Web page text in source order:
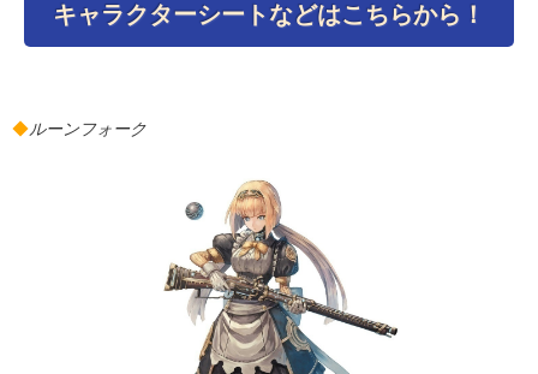
キャラクターシートなどはこちらから！
◆ルーンフォーク